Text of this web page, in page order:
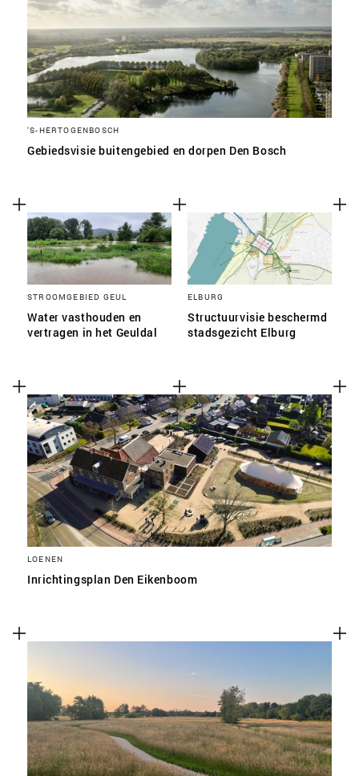
‘S-HERTOGENBOSCH
Gebiedsvisie buitengebied en dorpen Den Bosch
STROOMGEBIED GEUL
Water vasthouden en
vertragen in het Geuldal
ELBURG
Structuurvisie beschermd
stadsgezicht Elburg
LOENEN
Inrichtingsplan Den Eikenboom